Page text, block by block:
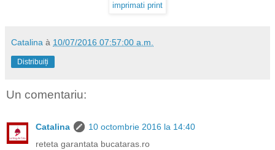
imprimati print
Catalina à 10/07/2016 07:57:00 a.m.
Distribuiți
Un comentariu:
Catalina
10 octombrie 2016 la 14:40
reteta garantata bucataras.ro